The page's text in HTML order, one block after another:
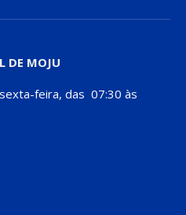
DE MOJU
feira, das 07:30 às